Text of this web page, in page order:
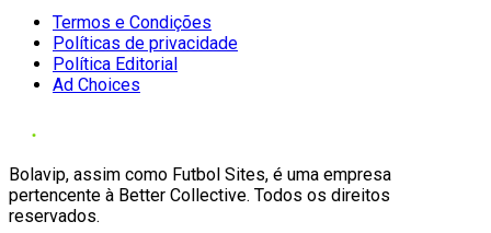
Termos e Condições
Políticas de privacidade
Política Editorial
Ad Choices
Bolavip, assim como Futbol Sites, é uma empresa
pertencente à Better Collective. Todos os direitos
reservados.